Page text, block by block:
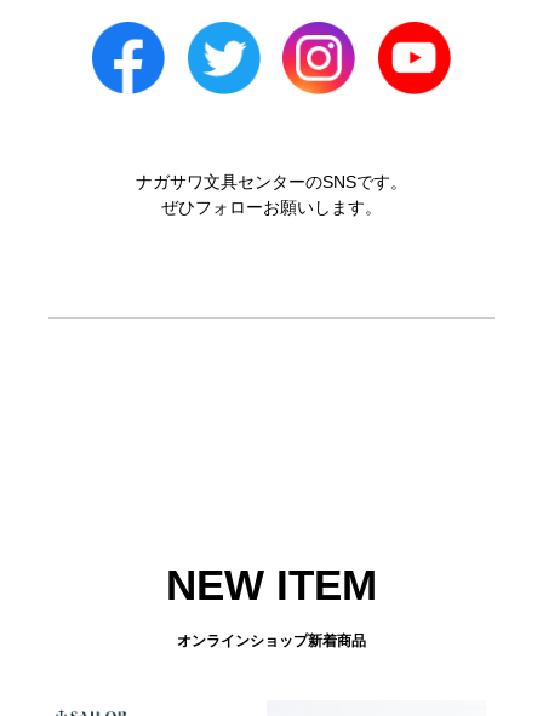
ナガサワ文具センターのSNSです。
ぜひフォローお願いします。
NEW ITEM
オンラインショップ新着商品